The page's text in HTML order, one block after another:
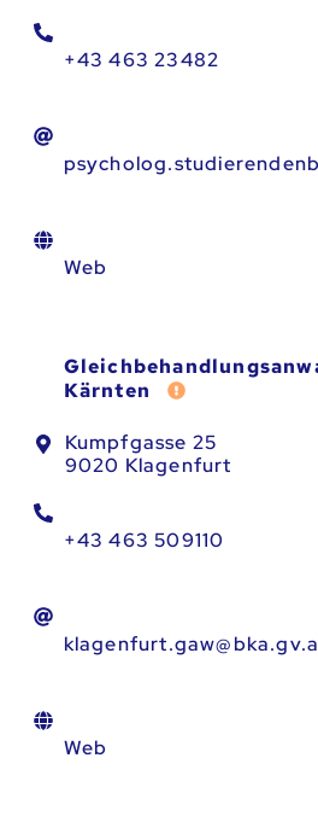
+43 463 23482
Web
Kärnten
Fehler melden
Kumpfgasse 25
9020 Klagenfurt
+43 463 509110
Web